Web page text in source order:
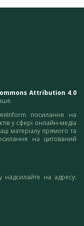
Attribution 4.0
посилання на
у сфері онлайн-медіа
матеріалу прямого та
на цитований
надсилайте на адресу: